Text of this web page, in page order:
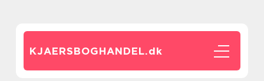
KJAERSBOGHANDEL.dk